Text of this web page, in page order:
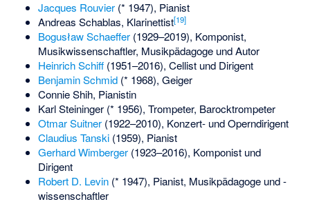
Jacques Rouvier(* 1947), Pianist
Andreas Schablas, Klarinettist[19]
Bogusław Schaeffer(1929–2019), Komponist,
Musikwissenschaftler, Musikpädagoge und Autor
Heinrich Schiff(1951–2016), Cellist und Dirigent
Benjamin Schmid(* 1968), Geiger
Connie Shih, Pianistin
Karl Steininger(* 1956), Trompeter, Barocktrompeter
Otmar Suitner(1922–2010), Konzert- und Operndirigent
Claudius Tanski(1959), Pianist
Gerhard Wimberger(1923–2016), Komponist und
Dirigent
Robert D. Levin(* 1947), Pianist, Musikpädagoge und -
wissenschaftler